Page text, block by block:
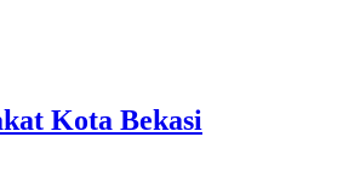
Kota Bekasi